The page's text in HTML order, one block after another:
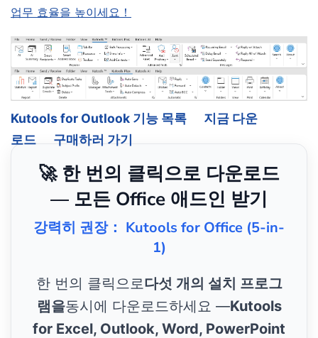
업무 효율을 높이세요！
Kutools for Outlook 기능 목록
지금 다운
로드
구매하러 가기
🚀 한 번의 클릭으로 다운로드
— 모든 Office 애드인 받기
강력히 권장： Kutools for Office (5-in-
1)
한 번의 클릭으로다섯 개의 설치 프로그
램을동시에 다운로드하세요 —Kutools
for Excel, Outlook, Word, PowerPoint